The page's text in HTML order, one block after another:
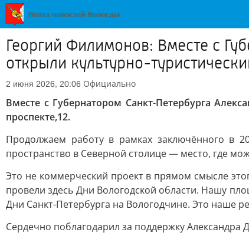
Георгий Филимонов: Вместе с
открыли культурно-
2 июня 2026, 20:06 Официально
Вместе с Губернатором Санкт-Петербурга
проспекте,12.
Продолжаем работу в рамках заключённого в
пространство в Северной столице — место, где
Это не коммерческий проект в прямом смысле
провели здесь Дни Вологодской области. Нашу
Дни Санкт-Петербурга на Вологодчине. Это наше
Сердечно поблагодарил за поддержку Александра